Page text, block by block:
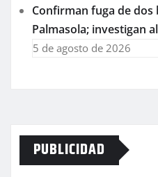
Confirman fuga de dos
Palmasola; investigan
5 de agosto de 2026
PUBLICIDAD